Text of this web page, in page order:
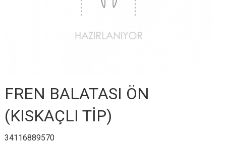
FREN BALATASI ÖN
(KISKAÇLI TİP)
34116889570